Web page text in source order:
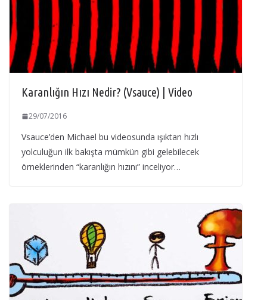
Karanlığın Hızı Nedir? (Vsauce) | Video
29/07/2016
Vsauce’den Michael bu videosunda ışıktan hızlı
yolculuğun ilk bakışta mümkün gibi gelebilecek
örneklerinden “karanlığın hızını” inceliyor…